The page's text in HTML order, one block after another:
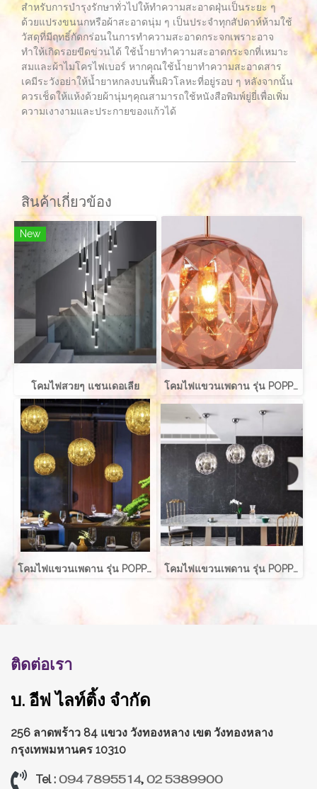
สำหรับการบำรุงรักษาทั่วไปให้ทำความสะอาดฝุ่นเป็นระยะ ๆ
ด้วยแปรงขนนกหรือผ้าสะอาดนุ่ม ๆ เป็นประจำทุกสัปดาห์ห้ามใช้
วัสดุที่มีฤทธิ์กัดกร่อนในการทำความสะอาดกระจกเพราะอาจ
ทำให้เกิดรอยขีดข่วนได้ ใช้น้ำยาทำความสะอาดกระจกที่เหมาะ
สมและผ้าไมโครไฟเบอร์ หากคุณใช้น้ำยาทำความสะอาดสาร
เคมีระวังอย่าให้น้ำยาหกลงบนพื้นผิวโลหะที่อยู่รอบ ๆ หลังจากนั้น
ควรเช็ดให้แห้งด้วยผ้านุ่มๆคุณสามารถใช้หนังสือพิมพ์ยู่ยี่เพื่อเพิ่ม
ความเงางามและประกายของแก้วได้
สินค้าเกี่ยวข้อง
New
โคมไฟสวยๆ แชนเดอเลีย โคมไฟแขวนเพดาน รุ่น POPPIE EVE-00731 ขนาด 30x35 ซม. สำหรับใส่หลอด E27 จำนวน 1 ดวง
โคมไฟแขวนเพดาน รุ่น POPPIE EVE-00731 ขนาด 30x35 ซม. สำหรับใส่หลอด E27 จำนวน 1 ดวง โคมไฟแขวนเพดาน รุ่น POPPIE EVE-00731 ขนาด 30x35 ซม. สำหรับใส่หลอด E27 จำนวน 1 ดวง
ติดต่อเรา
บ. อีฟ ไลท์ติ้ง จำกัด
256 ลาดพร้าว 84 แขวง วังทองหลาง เขต วังทองหลาง
กรุงเทพมหานคร 10310
Tel : 094 7895514,02 5389900